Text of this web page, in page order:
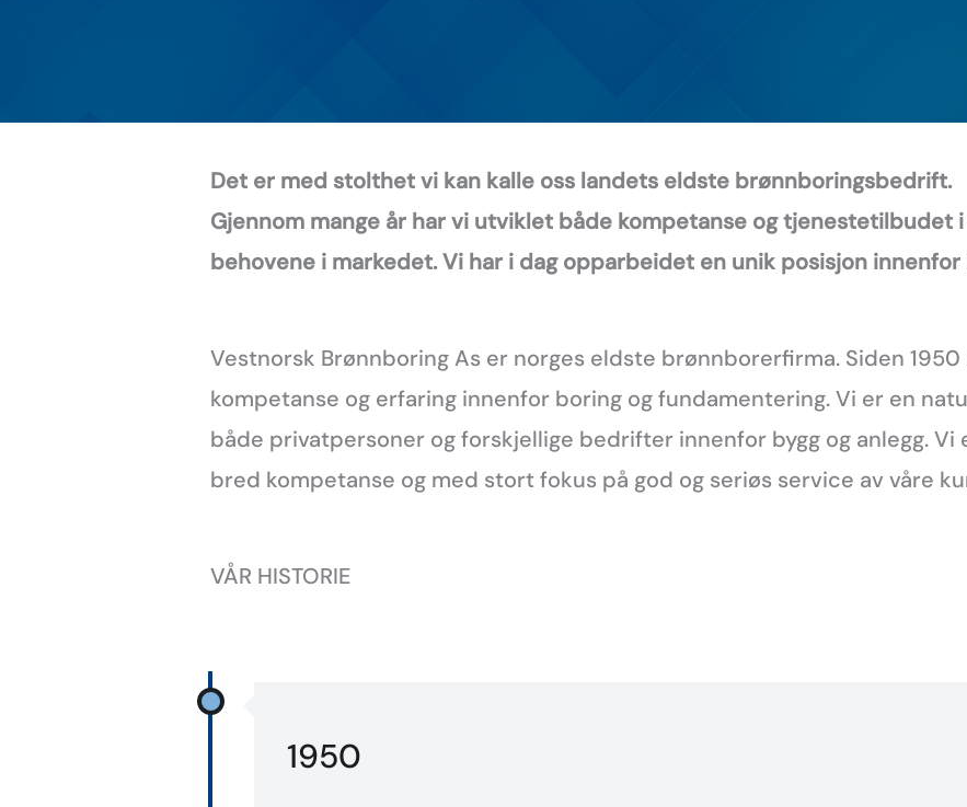
Det er med stolthet vi kan kalle oss landets eldste brønnboringsbedrift.
Gjennom mange år har vi utviklet både kompetanse og tjenestetilbudet
behovene i markedet. Vi har i dag opparbeidet en unik posisjon
Vestnorsk Brønnboring As er norges eldste brønnborerfirma. Siden
kompetanse og erfaring innenfor boring og fundamentering. Vi er en
både privatpersoner og forskjellige bedrifter innenfor bygg og anlegg. Vi
bred kompetanse og med stort fokus på god og seriøs service av våre
VÅR HISTORIE
1950